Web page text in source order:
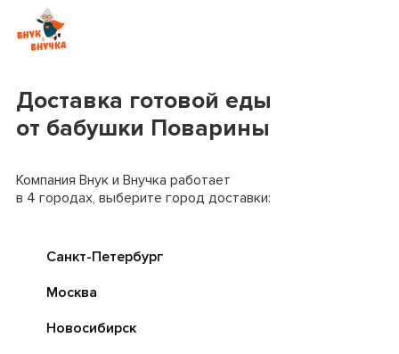
Доставка готовой еды
от бабушки Поварины
Компания Внук и Внучка работает
в 4 городах, выберите город доставки:
Санкт-Петербург
Москва
Новосибирск